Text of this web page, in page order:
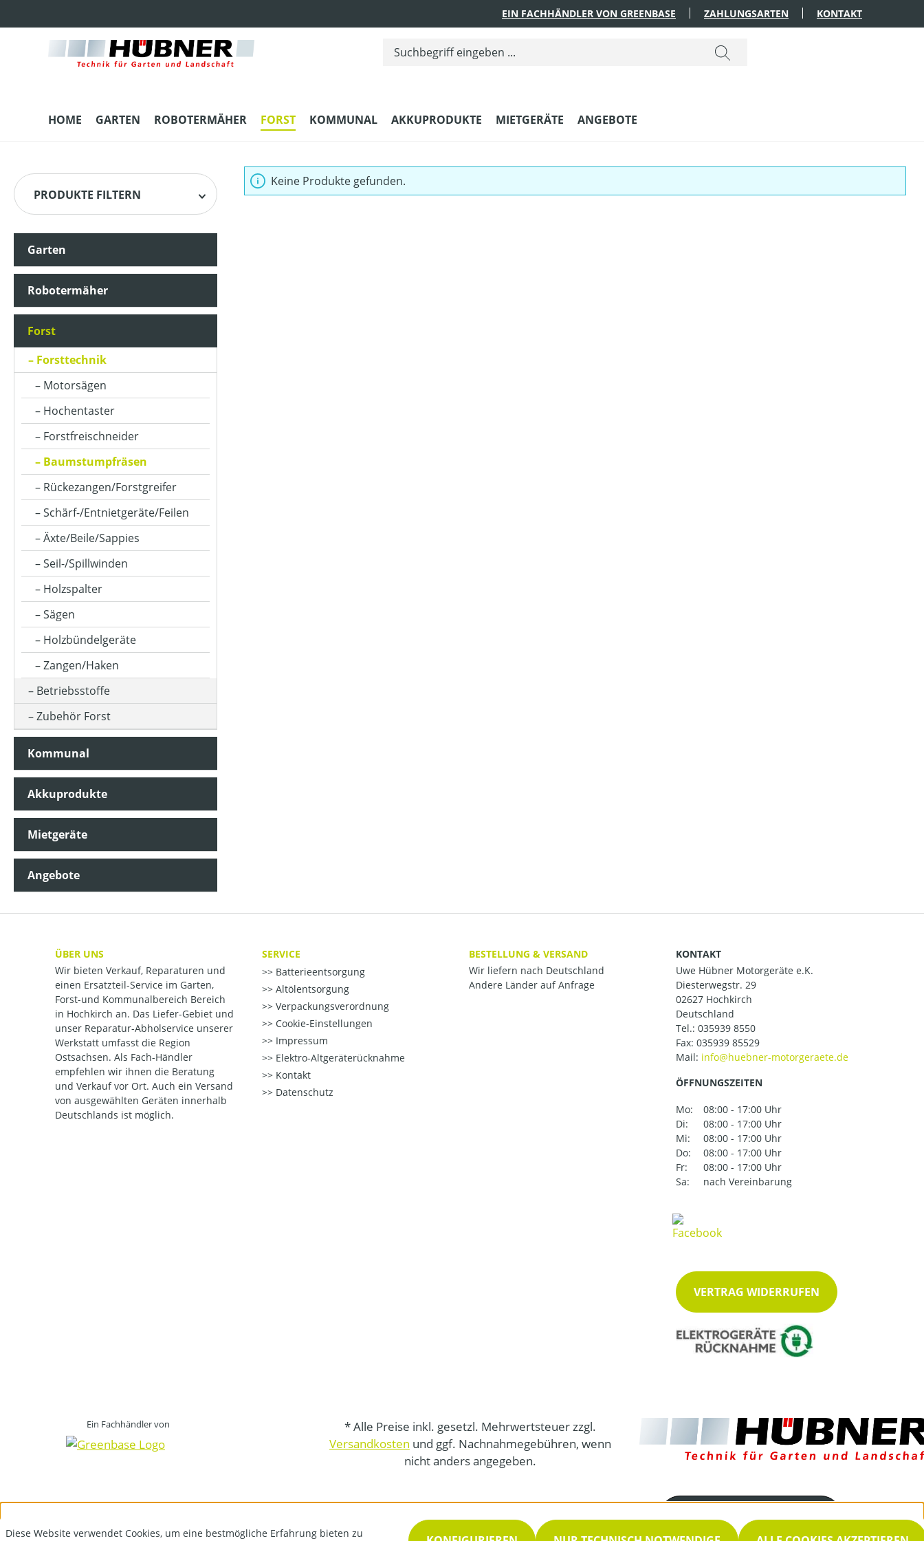
EIN FACHHÄNDLER VON GREENBASE ZAHLUNGSARTEN KONTAKT
HOME GARTEN ROBOTERMÄHER FORST KOMMUNAL AKKUPRODUKTE MIETGERÄTE ANGEBOTE
PRODUKTE FILTERN
Garten
Robotermäher
Forst
Forsttechnik
Motorsägen
Hochentaster
Forstfreischneider
Baumstumpfräsen
Rückezangen/Forstgreifer
Schärf-/Entnietgeräte/Feilen
Äxte/Beile/Sappies
Seil-/Spillwinden
Holzspalter
Sägen
Holzbündelgeräte
Zangen/Haken
Betriebsstoffe
Zubehör Forst
Kommunal
Akkuprodukte
Mietgeräte
Angebote
Keine Produkte gefunden.
ÜBER UNS
Wir bieten Verkauf, Reparaturen und
einen Ersatzteil-Service im Garten,
Forst-und Kommunalbereich Bereich
in Hochkirch an. Das Liefer-Gebiet und
unser Reparatur-Abholservice unserer
Werkstatt umfasst die Region
Ostsachsen. Als Fach-Händler
empfehlen wir ihnen die Beratung
und Verkauf vor Ort. Auch ein Versand
von ausgewählten Geräten innerhalb
Deutschlands ist möglich.
SERVICE
Batterieentsorgung
Altölentsorgung
Verpackungsverordnung
Cookie-Einstellungen
Impressum
Elektro-Altgeräterücknahme
Kontakt
Datenschutz
BESTELLUNG & VERSAND
Wir liefern nach Deutschland
Andere Länder auf Anfrage
KONTAKT
Uwe Hübner Motorgeräte e.K.
Diesterwegstr. 29
02627 Hochkirch
Deutschland
Tel.: 035939 8550
Fax: 035939 85529
Mail:
ÖFFNUNGSZEITEN
Mo:
08:00 - 17:00 Uhr
Di:
08:00 - 17:00 Uhr
Mi:
08:00 - 17:00 Uhr
Do:
08:00 - 17:00 Uhr
Fr:
08:00 - 17:00 Uhr
Sa:
nach Vereinbarung
VERTRAG WIDERRUFEN
Ein Fachhändler von
* Alle Preise inkl. gesetzl. Mehrwertsteuer zzgl.
Versandkosten und ggf. Nachnahmegebühren, wenn
nicht anders angegeben.
035939 8550
Diese Website verwendet Cookies, um eine bestmögliche Erfahrung bieten zu